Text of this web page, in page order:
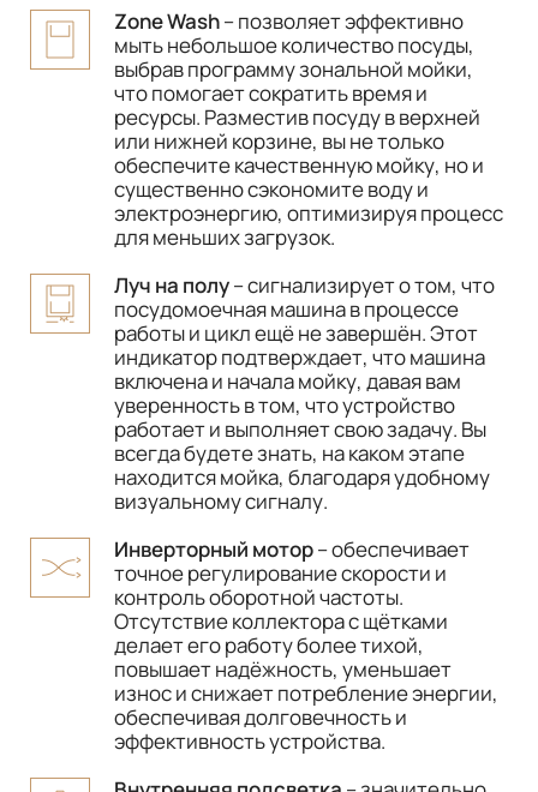
Zone Wash– позволяет эффективно
мыть небольшое количество посуды,
выбрав программу зональной мойки,
что помогает сократить время и
ресурсы. Разместив посуду в верхней
или нижней корзине, вы не только
обеспечите качественную мойку, но и
существенно сэкономите воду и
электроэнергию, оптимизируя процесс
для меньших загрузок.
Луч на полу– сигнализирует о том, что
посудомоечная машина в процессе
работы и цикл ещё не завершён. Этот
индикатор подтверждает, что машина
включена и начала мойку, давая вам
уверенность в том, что устройство
работает и выполняет свою задачу. Вы
всегда будете знать, на каком этапе
находится мойка, благодаря удобному
визуальному сигналу.
Инверторный мотор– обеспечивает
точное регулирование скорости и
контроль оборотной частоты.
Отсутствие коллектора с щётками
делает его работу более тихой,
повышает надёжность, уменьшает
износ и снижает потребление энергии,
обеспечивая долговечность и
эффективность устройства.